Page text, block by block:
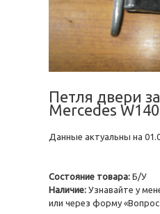
Петля двери
Mercedes W140
Данные актуальны на
Состояние товара: Б/У
Наличие: Узнавайте у
или через форму «Вопрос